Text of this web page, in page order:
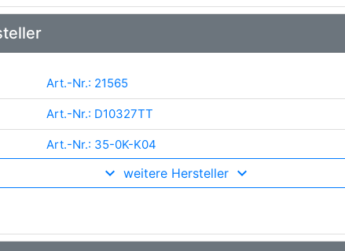
Art.-Nr.: 21565
Art.-Nr.: D10327TT
Art.-Nr.: 35-0K-K04
Art.-Nr.: H226
Art.-Nr.: ADG09162
weitere Hersteller